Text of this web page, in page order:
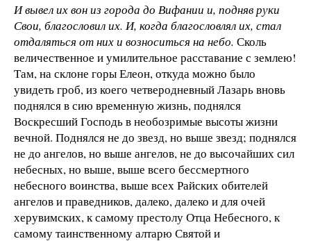
И вывел их вон из города до Вифании и, подняв руки
Свои, благословил их. И, когда благословлял их, стал
отдаляться от них и возноситься на небо. Сколь
величественное и умилительное расставание с землею!
Там, на склоне горы Елеон, откуда можно было
увидеть гроб, из коего четверодневный Лазарь вновь
поднялся в сию временную жизнь, поднялся
Воскресший Господь в необозримые высоты жизни
вечной. Поднялся не до звезд, но выше звезд; поднялся
не до ангелов, но выше ангелов, не до высочайших сил
небесных, но выше, выше всего бессмертного
небесного воинства, выше всех Райских обителей
ангелов и праведников, далеко, далеко и для очей
херувимских, к самому престолу Отца Небесного, к
самому таинственному алтарю Святой и